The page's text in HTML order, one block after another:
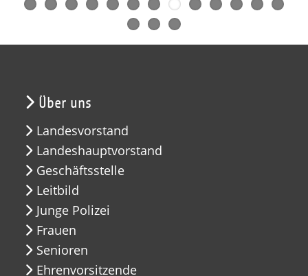
Über uns
Landesvorstand
Landeshauptvorstand
Geschäftsstelle
Leitbild
Junge Polizei
Frauen
Senioren
Ehrenvorsitzende